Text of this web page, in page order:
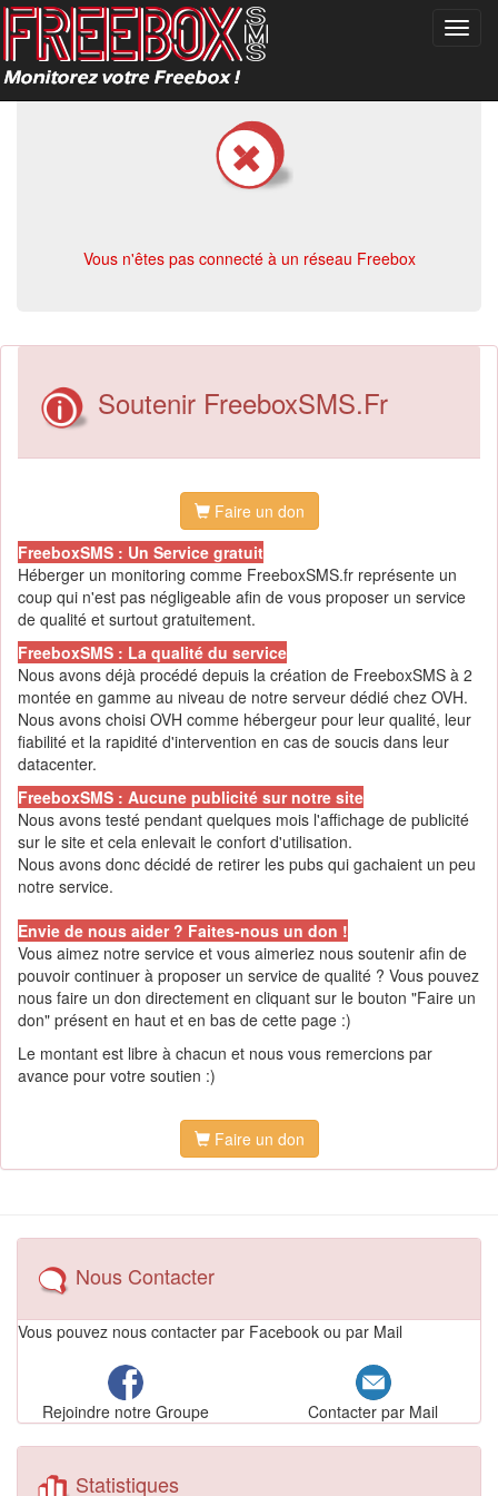
Vous n'êtes pas connecté à un réseau Freebox
Soutenir FreeboxSMS.Fr
Faire un don
FreeboxSMS : Un Service gratuit
Héberger un monitoring comme FreeboxSMS.fr représente un
coup qui n'est pas négligeable afin de vous proposer un service
de qualité et surtout gratuitement.
FreeboxSMS : La qualité du service
Nous avons déjà procédé depuis la création de FreeboxSMS à 2
montée en gamme au niveau de notre serveur dédié chez OVH.
Nous avons choisi OVH comme hébergeur pour leur qualité, leur
fiabilité et la rapidité d'intervention en cas de soucis dans leur
datacenter.
FreeboxSMS : Aucune publicité sur notre site
Nous avons testé pendant quelques mois l'affichage de publicité
sur le site et cela enlevait le confort d'utilisation.
Nous avons donc décidé de retirer les pubs qui gachaient un peu
notre service.
Envie de nous aider ? Faites-nous un don !
Vous aimez notre service et vous aimeriez nous soutenir afin de
pouvoir continuer à proposer un service de qualité ? Vous pouvez
nous faire un don directement en cliquant sur le bouton "Faire un
don" présent en haut et en bas de cette page :)
Le montant est libre à chacun et nous vous remercions par
avance pour votre soutien :)
Faire un don
Nous Contacter
Vous pouvez nous contacter par Facebook ou par Mail
Rejoindre notre Groupe Contacter par Mail
Statistiques